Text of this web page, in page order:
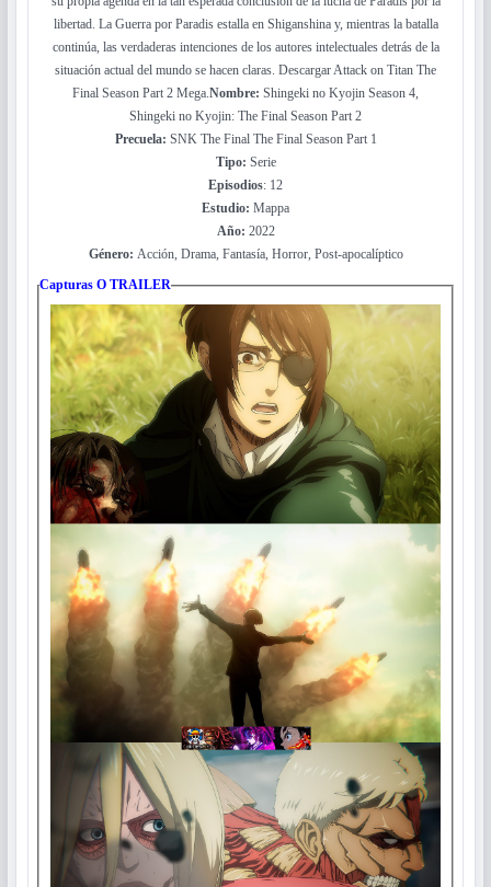
libertad. La Guerra por Paradis estalla en Shiganshina y, mientras la batalla
continúa, las verdaderas intenciones de los autores intelectuales detrás de la
situación actual del mundo se hacen claras. Descargar Attack on Titan The
Final Season Part 2 Mega.Nombre: Shingeki no Kyojin Season 4,
Shingeki no Kyojin: The Final Season Part 2
Precuela: SNK The Final The Final Season Part 1
Tipo: Serie
Episodios: 12
Estudio: Mappa
Año: 2022
Género: Acción, Drama, Fantasía, Horror, Post-apocalíptico
Capturas O TRAILER